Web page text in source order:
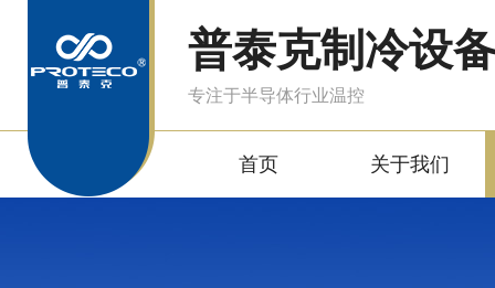
普泰克制冷设
专注于半导体行业温控
首页 关于我们